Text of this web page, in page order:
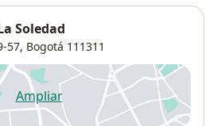
Soledad
57, Bogotá 111311
Ampliarse abre en una nueva